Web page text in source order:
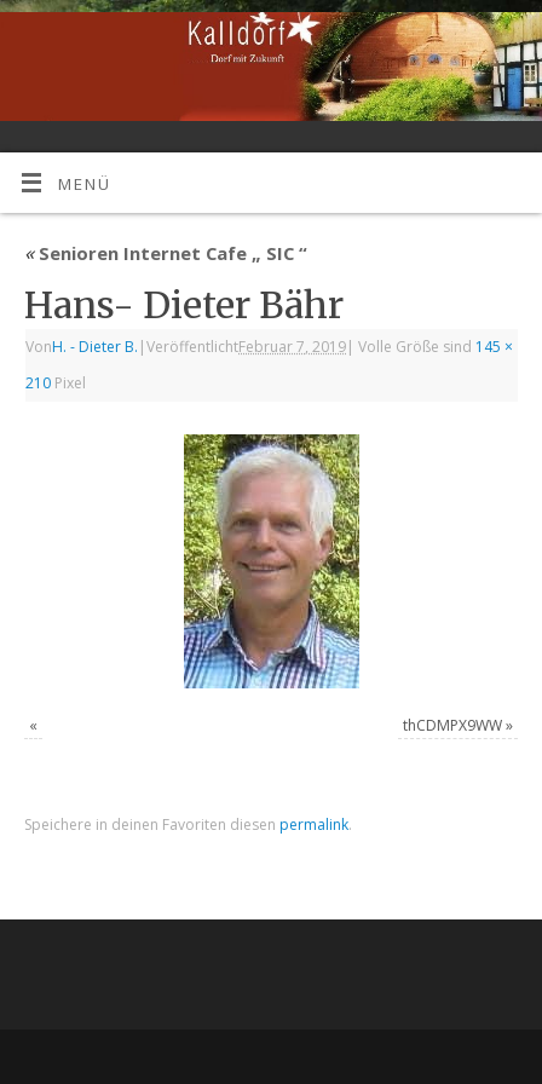
MENÜ
«Senioren Internet Cafe „ SIC “
Hans- Dieter Bähr
VonH. - Dieter B. |VeröffentlichtFebruar 7, 2019| Volle Größe sind 145 ×
210 Pixel
« thCDMPX9WW»
Speichere in deinen Favoriten diesen permalink.